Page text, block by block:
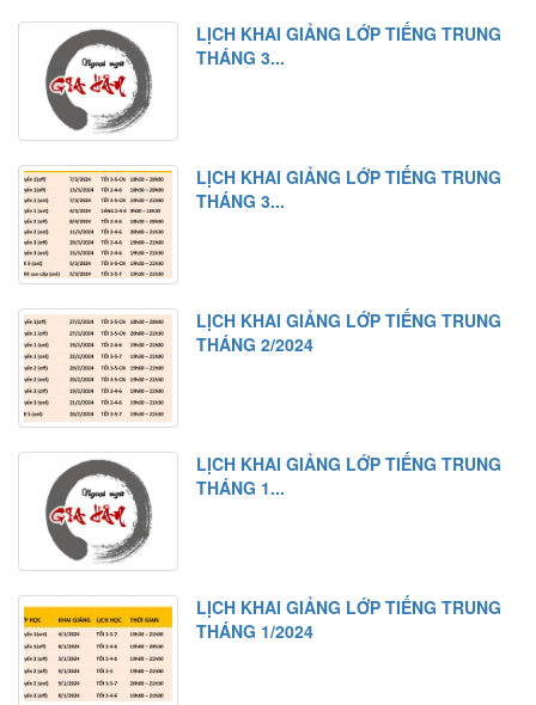
LỊCH KHAI GIẢNG LỚP TIẾNG TRUNG
THÁNG 3...
LỊCH KHAI GIẢNG LỚP TIẾNG TRUNG
THÁNG 3...
LỊCH KHAI GIẢNG LỚP TIẾNG TRUNG
THÁNG 2/2024
LỊCH KHAI GIẢNG LỚP TIẾNG TRUNG
THÁNG 1...
LỊCH KHAI GIẢNG LỚP TIẾNG TRUNG
THÁNG 1/2024